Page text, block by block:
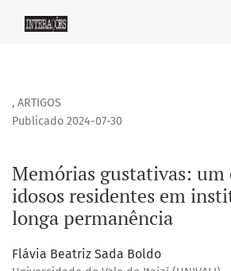
Memórias gustativas: um estudo
, ARTIGOS
Memórias gustativas: um
idosos residentes em
longa permanência
Publicado 2024-07-30
Flávia Beatriz Sada Boldo